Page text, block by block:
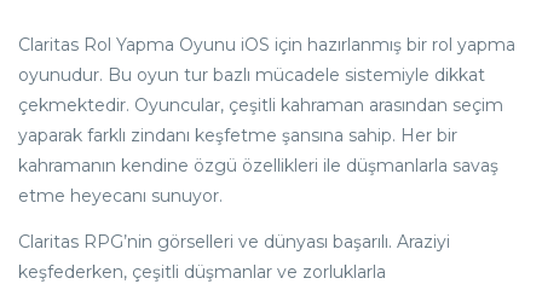
Claritas Rol Yapma Oyunu iOS için hazırlanmış bir rol yapma
oyunudur. Bu oyun tur bazlı mücadele sistemiyle dikkat
çekmektedir. Oyuncular, çeşitli kahraman arasından seçim
yaparak farklı zindanı keşfetme şansına sahip. Her bir
kahramanın kendine özgü özellikleri ile düşmanlarla savaş
etme heyecanı sunuyor.
Claritas RPG’nin görselleri ve dünyası başarılı. Araziyi
keşfederken, çeşitli düşmanlar ve zorluklarla